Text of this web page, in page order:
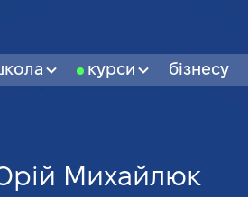
курси бізнесу
Михайлюк